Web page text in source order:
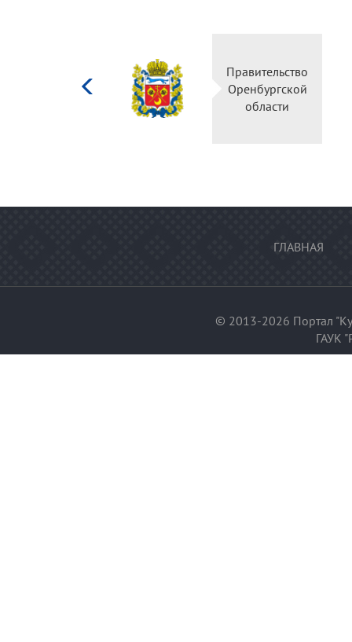
культуры
Российской
Правительство
Оренбургской
области
ГЛАВНАЯ
© 2013-2026 Портал
ГАУК